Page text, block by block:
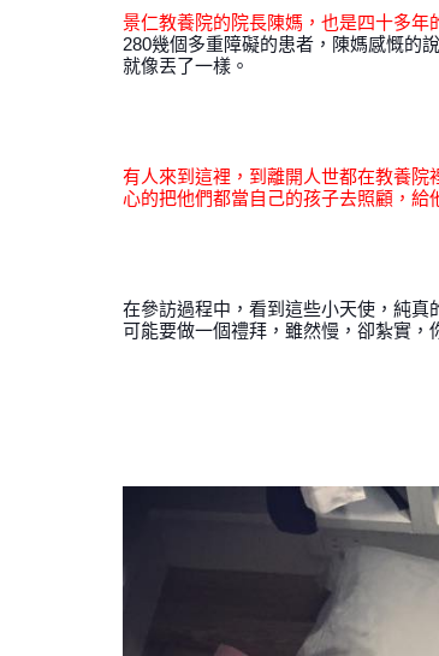
景仁教養院的院長陳媽，也是四十多
280幾個多重障礙的患者，陳媽感慨的
就像丟了一樣。
有人來到這裡，到離開人世都在教養
心的把他們都當自己的孩子去照顧，給
在參訪過程中，看到這些小天使，純
可能要做一個禮拜，雖然慢，卻紮實